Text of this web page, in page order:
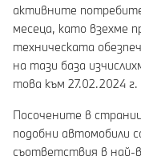
активните
месеца, като взехме
техническата
на тази база
това към 27.02.2024 г.
Посочените в
подобни автомобили
съответствия в най-